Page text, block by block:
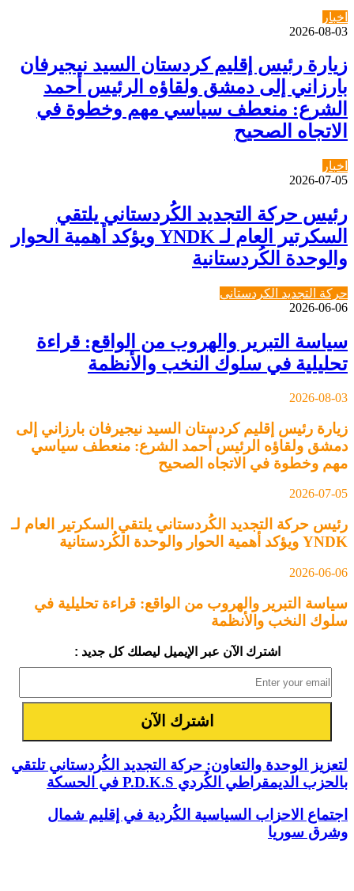
اخبار
2026-08-03
زيارة رئيس إقليم كردستان السيد نيجيرفان
بارزاني إلى دمشق ولقاؤه الرئيس أحمد
الشرع: منعطف سياسي مهم وخطوة في
الاتجاه الصحيح
اخبار
2026-07-05
رئيس حركة التجديد الكُردستاني يلتقي
السكرتير العام لـ YNDK ويؤكد أهمية الحوار
والوحدة الكُردستانية
حركة التجديد الكردستاني
2026-06-06
سياسة التبرير والهروب من الواقع: قراءة
تحليلية في سلوك النخب والأنظمة
2026-08-03
زيارة رئيس إقليم كردستان السيد نيجيرفان بارزاني إلى
دمشق ولقاؤه الرئيس أحمد الشرع: منعطف سياسي
مهم وخطوة في الاتجاه الصحيح
2026-07-05
رئيس حركة التجديد الكُردستاني يلتقي السكرتير العام لـ
YNDK ويؤكد أهمية الحوار والوحدة الكُردستانية
2026-06-06
سياسة التبرير والهروب من الواقع: قراءة تحليلية في
سلوك النخب والأنظمة
اشترك الآن عبر الإيميل ليصلك كل جديد :
لتعزيز الوحدة والتعاون: حركة التجديد الكُردستاني تلتقي
بالحزب الديمقراطي الكُردي P.D.K.S في الحسكة
اجتماع الاحزاب السياسية الكُردية في إقليم شمال
وشرق سوريا